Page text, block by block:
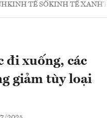
KINH TẾ SỐKINH TẾ XANH
đi xuống, các
giảm tùy loại